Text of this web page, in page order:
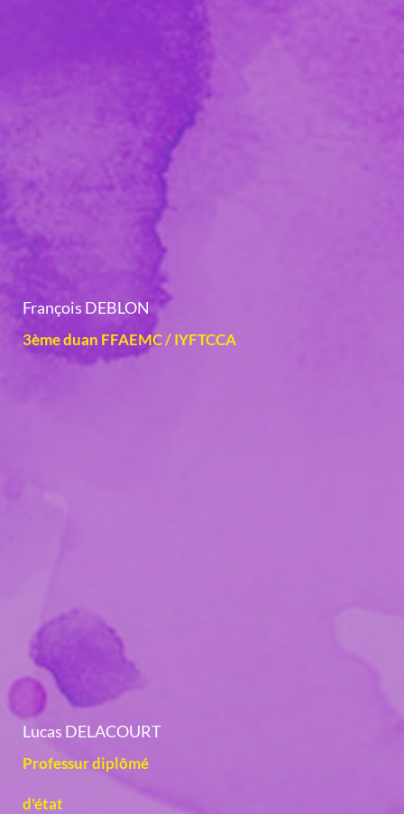
François DEBLON
3ème duan FFAEMC / IYFTCCA
Lucas DELACOURT
Professur diplômé
d'état